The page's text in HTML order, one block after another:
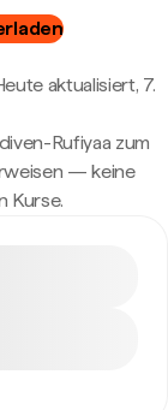
aktualisiert, 7.
Rufiyaa zum
— keine
Kurse.